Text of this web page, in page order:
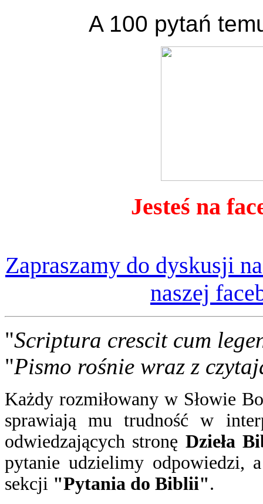
A 100 pytań
Jesteś na
Zapraszamy do dyskusji
naszej
"Scriptura crescit cum
"Pismo rośnie wraz z
Każdy rozmiłowany w Słowie
sprawiają mu trudność w
odwiedzających stronę Dzieła
pytanie udzielimy odpowiedzi,
sekcji "Pytania do Biblii".